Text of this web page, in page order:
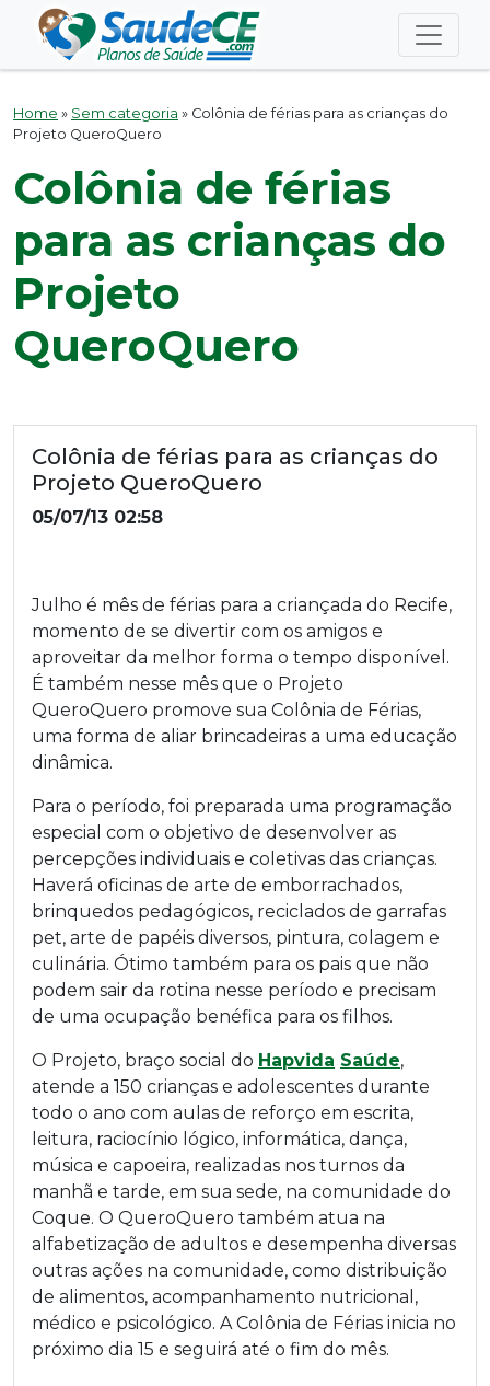
Home » Sem categoria » Colônia de férias para as crianças do
Projeto QueroQuero
Colônia de férias
para as crianças do
Projeto
QueroQuero
Colônia de férias para as crianças do
Projeto QueroQuero
05/07/13 02:58
Julho é mês de férias para a criançada do Recife,
momento de se divertir com os amigos e
aproveitar da melhor forma o tempo disponível.
É também nesse mês que o Projeto
QueroQuero promove sua Colônia de Férias,
uma forma de aliar brincadeiras a uma educação
dinâmica.
Para o período, foi preparada uma programação
especial com o objetivo de desenvolver as
percepções individuais e coletivas das crianças.
Haverá oficinas de arte de emborrachados,
brinquedos pedagógicos, reciclados de garrafas
pet, arte de papéis diversos, pintura, colagem e
culinária. Ótimo também para os pais que não
podem sair da rotina nesse período e precisam
de uma ocupação benéfica para os filhos.
O Projeto, braço social do Hapvida Saúde,
atende a 150 crianças e adolescentes durante
todo o ano com aulas de reforço em escrita,
leitura, raciocínio lógico, informática, dança,
música e capoeira, realizadas nos turnos da
manhã e tarde, em sua sede, na comunidade do
Coque. O QueroQuero também atua na
alfabetização de adultos e desempenha diversas
outras ações na comunidade, como distribuição
de alimentos, acompanhamento nutricional,
médico e psicológico. A Colônia de Férias inicia no
próximo dia 15 e seguirá até o fim do mês.